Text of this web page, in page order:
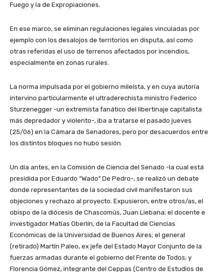
Fuego y la de Expropiaciones.
En ese marco, se eliminan regulaciones legales vinculadas por
ejemplo con los desalojos de territorios en disputa, así como
otras referidas el uso de terrenos afectados por incendios,
especialmente en zonas rurales.
La norma impulsada por el gobierno mileísta, y en cuya autoría
intervino particularmente el ultraderechista ministro Federico
Sturzenegger -un extremista fanático del libertinaje capitalista
más depredador y violento-, iba a tratarse el pasado jueves
(25/06) en la Cámara de Senadores, pero por desacuerdos entre
los distintos bloques no hubo sesión.
Un día antes, en la Comisión de Ciencia del Senado -la cual está
presidida por Eduardo “Wado” De Pedro-, se realizó un debate
donde representantes de la sociedad civil manifestaron sus
objeciones y rechazo al proyecto. Expusieron, entre otros/as, el
obispo de la diócesis de Chascomús, Juan Liebana; el docente e
investigador Matías Oberlín, de la Facultad de Ciencias
Económicas de la Universidad de Buenos Aires; el general
(retirado) Martín Paleo, ex jefe del Estado Mayor Conjunto de la
fuerzas armadas durante el gobierno del Frente de Todos; y
Florencia Gómez, integrante del Ceppas (Centro de Estudios de